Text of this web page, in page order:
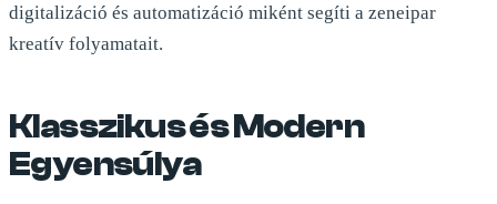
digitalizáció és automatizáció miként segíti a zeneipar
kreatív folyamatait.
Klasszikus és Modern
Egyensúlya